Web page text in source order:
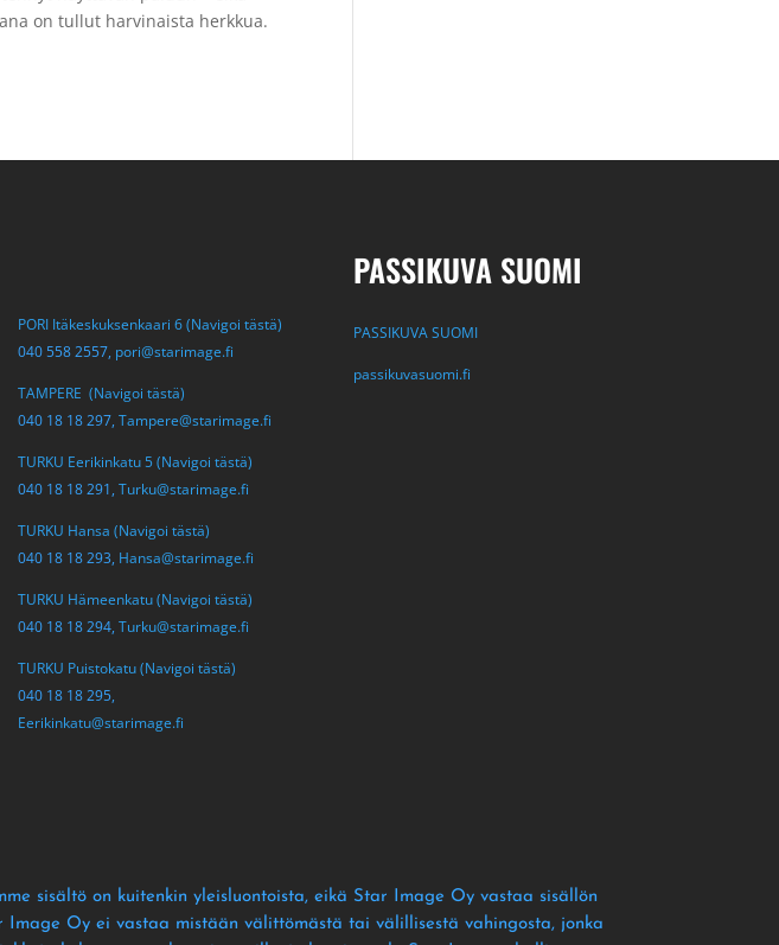
on tullut harvinaista herkkua.
PORI Itäkeskuksenkaari 6 (Navigoi tästä)
040 558 2557, pori@starimage.fi
TAMPERE (Navigoi tästä)
040 18 18 297, Tampere@starimage.fi
TURKU Eerikinkatu 5 (Navigoi tästä)
040 18 18 291, Turku@starimage.fi
TURKU Hansa (Navigoi tästä)
040 18 18 293, Hansa@starimage.fi
TURKU Hämeenkatu (Navigoi tästä)
040 18 18 294, Turku@starimage.fi
TURKU Puistokatu (Navigoi tästä)
040 18 18 295,
Eerikinkatu@starimage.fi
PASSIKUVA SUOMI
PASSIKUVA SUOMI
passikuvasuomi.fi
sisältö on kuitenkin yleisluontoista, eikä Star Image Oy vastaa sisällön
Image Oy ei vastaa mistään välittömästä tai välillisestä vahingosta, jonka